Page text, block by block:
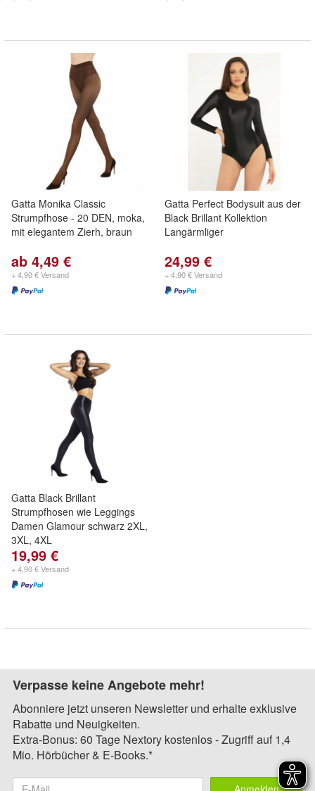
Gatta Monika Classic
Strumpfhose - 20 DEN, moka,
mit elegantem Zierh, braun
ab 4,49 €
+ 4,90 € Versand
Gatta Perfect Bodysuit aus der
Black Brillant Kollektion
Langärmliger
24,99 €
+ 4,90 € Versand
Gatta Black Brillant
Strumpfhosen wie Leggings
Damen Glamour schwarz 2XL,
3XL, 4XL
19,99 €
+ 4,90 € Versand
Verpasse keine Angebote mehr!
Abonniere jetzt unseren Newsletter und erhalte exklusive
Rabatte und Neuigkeiten.
Extra-Bonus: 60 Tage Nextory kostenlos - Zugriff auf 1,4
Mio. Hörbücher & E-Books.*